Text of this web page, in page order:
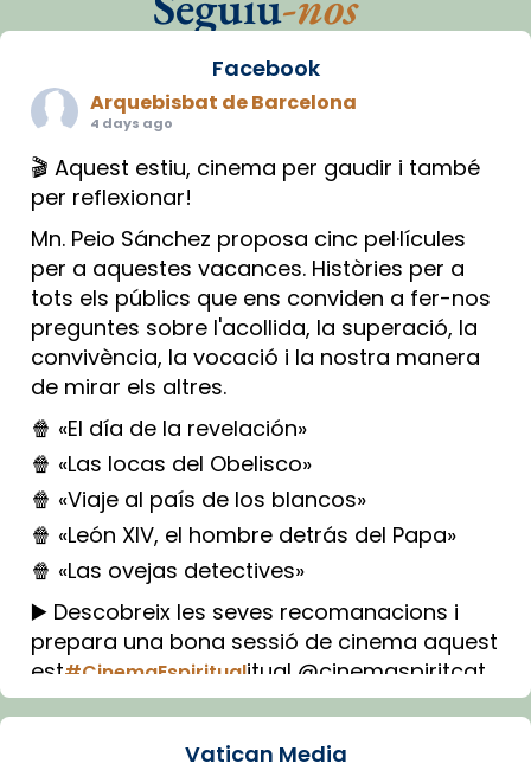
Facebook
Arquebisbat de Barcelona
4 days ago
🎬 Aquest estiu, cinema per gaudir i també
per reflexionar!
Mn. Peio Sánchez proposa cinc pel·lícules
per a aquestes vacances. Històries per a
tots els públics que ens conviden a fer-nos
preguntes sobre l'acollida, la superació, la
convivència, la vocació i la nostra manera
de mirar els altres.
🍿 «El día de la revelación»
🍿 «Las locas del Obelisco»
🍿 «Viaje al país de los blancos»
🍿 «León XIV, el hombre detrás del Papa»
🍿 «Las ovejas detectives»
▶️ Descobreix les seves recomanacions i
prepara una bona sessió de cinema aquest
est#CinemaEspiritualitual @cinemaspiritcat
Imatge: Generada amb IA (OpenAI)
Vatican Media